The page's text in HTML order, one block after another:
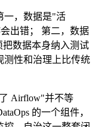
一，数据是"活
出错； 第二，数据
数据本身纳入测试
测性和治理上比传统
Airflow"并不等
的一个组件，